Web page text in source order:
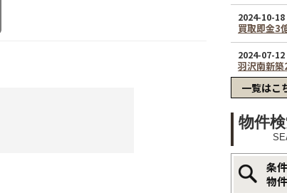
一覧はこ
物件
条
物